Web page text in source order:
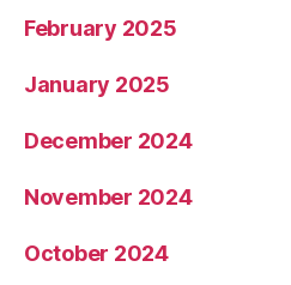
February 2025
January 2025
December 2024
November 2024
October 2024